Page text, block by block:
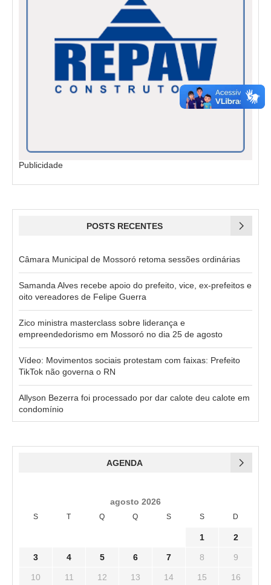
Publicidade
POSTS RECENTES
Câmara Municipal de Mossoró retoma sessões ordinárias
Samanda Alves recebe apoio do prefeito, vice, ex-prefeitos e
oito vereadores de Felipe Guerra
Zico ministra masterclass sobre liderança e
empreendedorismo em Mossoró no dia 25 de agosto
Vídeo: Movimentos sociais protestam com faixas: Prefeito
TikTok não governa o RN
Allyson Bezerra foi processado por dar calote deu calote em
condomínio
AGENDA
agosto 2026
S T Q Q S S D
1 2
3 4 5 6 7 8 9
10 11 12 13 14 15 16